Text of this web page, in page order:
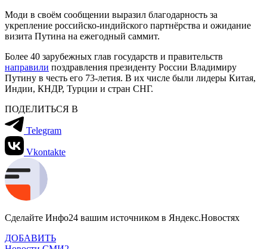
Моди в своём сообщении выразил благодарность за
укрепление российско-индийского партнёрства и ожидание
визита Путина на ежегодный саммит.
Более 40 зарубежных глав государств и правительств
направили поздравления президенту России Владимиру
Путину в честь его 73-летия. В их числе были лидеры Китая,
Индии, КНДР, Турции и стран СНГ.
ПОДЕЛИТЬСЯ В
Telegram
Vkontakte
Сделайте Инфо24 вашим источником в Яндекс.Новостях
ДОБАВИТЬ